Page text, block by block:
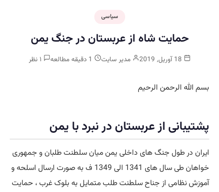
سیاسی
حمایت شاه از عربستان در جنگ یمن
مدیر سایت
بسم الله الرحمن الرحیم
پشتیبانی از عربستان در نبرد با یمن
ایران در طول جنگ های داخلی یمن میان سلطنت طلبان و جمهوری
خواهان طی سال های 1341 الی 1349 ف به صورت ارسال اسلحه و
آموزش نظامی از جناح سلطنت طلب متمایل به بلوک غرب ، حمایت